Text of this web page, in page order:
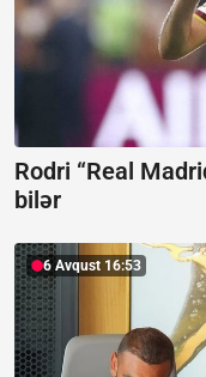
Rodri “Real
bilər
6 Avqust 16:53